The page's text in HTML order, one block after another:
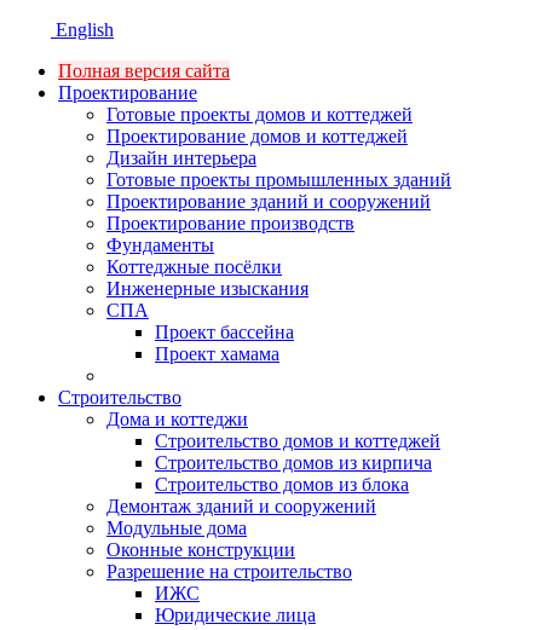
English
Полная версия сайта
Проектирование
Готовые проекты домов и коттеджей
Проектирование домов и коттеджей
Дизайн интерьера
Готовые проекты промышленных зданий
Проектирование зданий и сооружений
Проектирование производств
Фундаменты
Коттеджные посёлки
Инженерные изыскания
СПА
Проект бассейна
Проект хамама
Строительство
Дома и коттеджи
Строительство домов и коттеджей
Строительство домов из кирпича
Строительство домов из блока
Демонтаж зданий и сооружений
Модульные дома
Оконные конструкции
Разрешение на строительство
ИЖС
Юридические лица